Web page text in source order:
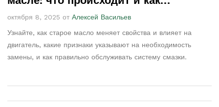
избежать проблем
октября 8, 2025 от Алексей Васильев
Узнайте, как старое масло меняет свойства и влияет на
двигатель, какие признаки указывают на необходимость
замены, и как правильно обслуживать систему смазки.